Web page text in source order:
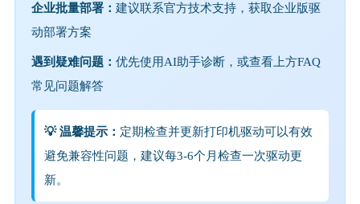
企业批量部署： 建议联系官方技术支持，获取企业版驱
动部署方案
遇到疑难问题： 优先使用AI助手诊断，或查看上方FAQ
常见问题解答
💡 温馨提示： 定期检查并更新打印机驱动可以有效
避免兼容性问题，建议每3-6个月检查一次驱动更
新。